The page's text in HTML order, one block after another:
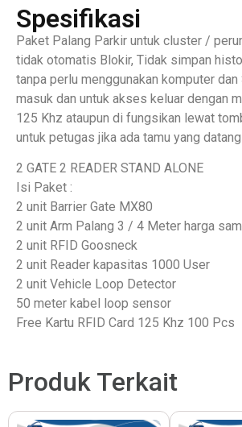
Spesifikasi
Paket Palang Parkir untuk cluster /
tidak otomatis Blokir, Tidak simpan
tanpa perlu menggunakan komputer
masuk dan untuk akses keluar dengan
125 Khz ataupun di fungsikan lewat
untuk petugas jika ada tamu yang datang
2 GATE 2 READER STAND ALONE
Isi Paket :
2 unit Barrier Gate MX80
2 unit Arm Palang 3 / 4 Meter harga
2 unit RFID Goosneck
2 unit Reader kapasitas 1000 User
2 unit Vehicle Loop Detector
50 meter kabel loop sensor
Free Kartu RFID Card 125 Khz 100 Pcs
Produk Terkait